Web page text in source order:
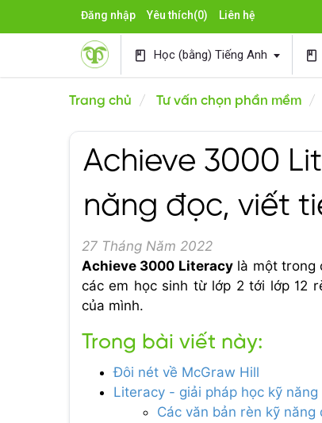
Đăng nhập Yêu thích(0) Liên hệ
book Học (bằng) Tiếng Anh book
Trang chủ Tư vấn chọn phần mềm
Achieve 3000
năng đọc, viết
27 Tháng Năm 2022
Achieve 3000 Literacylà một trong
các em học sinh từ lớp 2 tới lớp 12
của mình.
Trong bài viết này:
Đôi nét về McGraw Hill
Literacy - giải pháp học kỹ
Các văn bản rèn kỹ